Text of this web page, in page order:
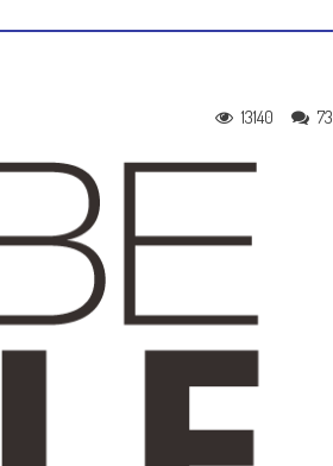
73
13140